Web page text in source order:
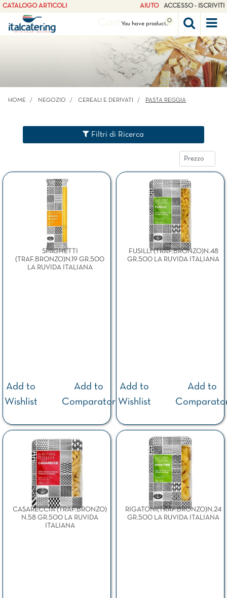
CATALOGO ARTICOLI AIUTO ACCESSO - ISCRIVITI
You have
0
products
HOME NEGOZIO CEREALI E DERIVATI PASTA REGGIA
Filtri di Ricerca
SPAGHETTI
(TRAF.BRONZO)N.19 GR.500
LA RUVIDA ITALIANA
Add to
Wishlist
Add to
Comparator
FUSILLI (TRAF.BRONZO)N.48
GR.500 LA RUVIDA ITALIANA
Add to
Wishlist
Add to
CASARECCIA (TRAF.BRONZO)
N.58 GR.500 LA RUVIDA
ITALIANA
RIGATONI(TRAF.BRONZO)N.24
GR.500 LA RUVIDA ITALIANA